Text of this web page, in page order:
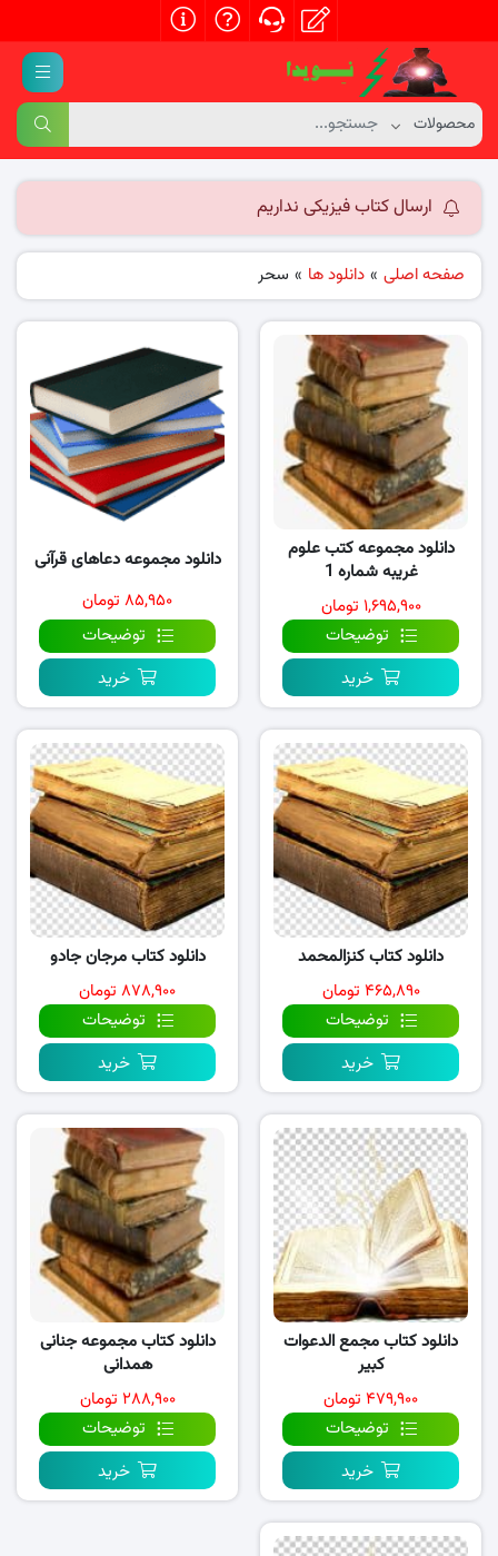
ارسال کتاب فیزیکی نداریم
صفحه اصلی » دانلود ها » سحر
دانلود مجموعه کتب علوم
غریبه شماره 1
۱,۶۹۵,۹۰۰ تومان
توضیحات
خرید
دانلود مجموعه دعاهای قرآنی
۸۵,۹۵۰ تومان
توضیحات
خرید
دانلود کتاب کنزالمحمد
۴۶۵,۸۹۰ تومان
توضیحات
خرید
دانلود کتاب مرجان جادو
۸۷۸,۹۰۰ تومان
توضیحات
خرید
دانلود کتاب مجمع الدعوات
کبیر
۴۷۹,۹۰۰ تومان
توضیحات
خرید
دانلود کتاب مجموعه جنانی
همدانی
۲۸۸,۹۰۰ تومان
توضیحات
خرید